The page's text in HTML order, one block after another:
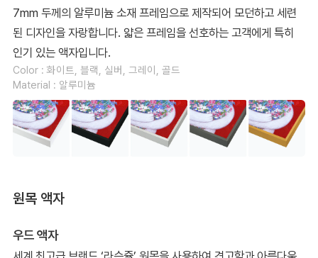
7mm 두께의 알루미늄 소재 프레임으로 제작되어 모던하고 세련
된 디자인을 자랑합니다. 얇은 프레임을 선호하는 고객에게 특히
인기 있는 액자입니다.
Color : 화이트, 블랙, 실버, 그레이, 골드
Material : 알루미늄
원목 액자
우드 액자